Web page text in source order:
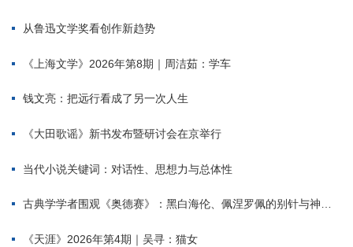
从鲁迅文学奖看创作新趋势
《上海文学》2026年第8期｜周洁茹：学车
钱文亮：把远行看成了另一次人生
《大田歌谣》新书发布暨研讨会在京举行
当代小说关键词：对话性、思想力与总体性
古典学学者围观《奥德赛》：黑白海伦、佩涅罗佩的别针与神秘入侵者
《天涯》2026年第4期｜吴寻：猫女